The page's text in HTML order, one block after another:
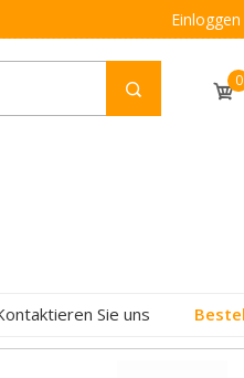
Einloggen
0
Sie uns